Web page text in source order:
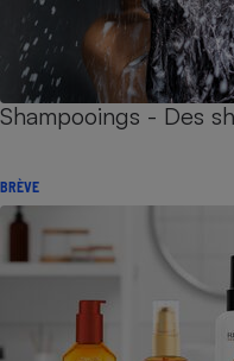
Shampooings - Des
BRÈVE